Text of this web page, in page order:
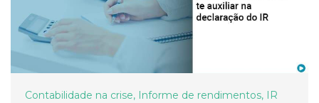
Contabilidade na crise, Informe de rendimentos, IR